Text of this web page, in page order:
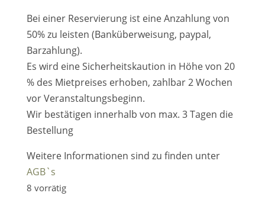
Bei einer Reservierung ist eine Anzahlung von
50% zu leisten (Banküberweisung, paypal,
Barzahlung).
Es wird eine Sicherheitskaution in Höhe von 20
% des Mietpreises erhoben, zahlbar 2 Wochen
vor Veranstaltungsbeginn.
Wir bestätigen innerhalb von max. 3 Tagen die
Bestellung
Weitere Informationen sind zu finden unter
AGB`s
8 vorrätig